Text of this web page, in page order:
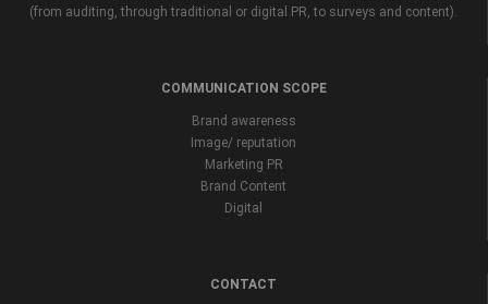
(from auditing, through traditional or digital PR, to surveys and content).
COMMUNICATION SCOPE
Brand awareness
Image/ reputation
Marketing PR
Brand Content
Digital
CONTACT